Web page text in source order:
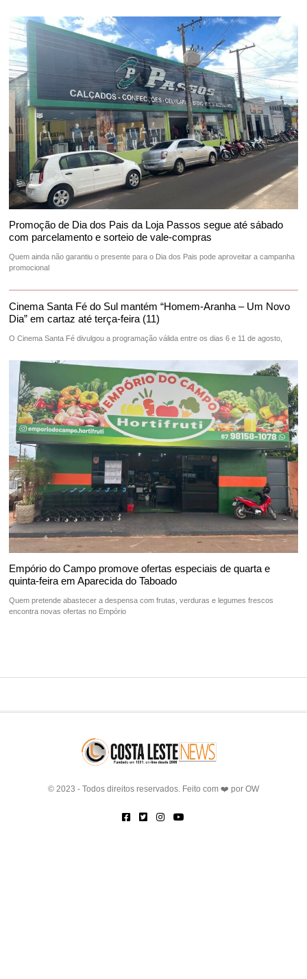
Promoção de Dia dos Pais da Loja Passos segue até sábado
com parcelamento e sorteio de vale-compras
Quem ainda não garantiu o presente para o Dia dos Pais pode aproveitar a campanha
promocional
Cinema Santa Fé do Sul mantém “Homem-Aranha – Um Novo
Dia” em cartaz até terça-feira (11)
O Cinema Santa Fé divulgou a programação válida entre os dias 6 e 11 de agosto,
Empório do Campo promove ofertas especiais de quarta e
quinta-feira em Aparecida do Taboado
Quem pretende abastecer a despensa com frutas, verduras e legumes frescos
encontra novas ofertas no Empório
© 2023 - Todos direitos reservados. Feito com ❤️ por OW